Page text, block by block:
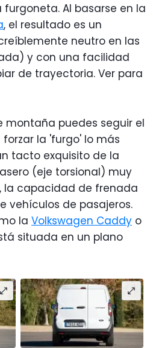
Al basarse en la
, el resultado es un
neutro en las
y con una facilidad
de trayectoria. Ver para
montaña puedes seguir el
la 'furgo' lo más
tacto exquisito de la
(eje torsional) muy
la capacidad de frenada
vehículos de pasajeros.
la Volkswagen Caddy o
situada en un plano